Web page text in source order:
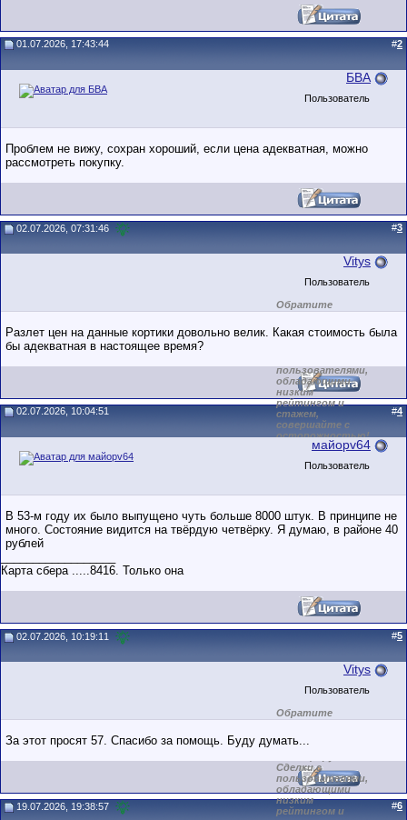
01.07.2026, 17:43:44 #2
БВА
Пользователь
Проблем не вижу, сохран хороший, если цена адекватная, можно
рассмотреть покупку.
02.07.2026, 07:31:46 #3
Vitys
Пользователь
Обратите
внимание на
маленький стаж
пользователя на
пользователями,
обладающими
низким
рейтингом и
стажем,
совершайте с
осторожностью!
Разлет цен на данные кортики довольно велик. Какая стоимость была
бы адекватная в настоящее время?
02.07.2026, 10:04:51 #4
майорv64
Пользователь
В 53-м году их было выпущено чуть больше 8000 штук. В принципе не
много. Состояние видится на твёрдую четвёрку. Я думаю, в районе 40
рублей
Карта сбера .....8416. Только она
02.07.2026, 10:19:11 #5
Vitys
Пользователь
Обратите
внимание на
пользователя на
Сделки с
пользователями,
обладающими
низким
рейтингом и
За этот просят 57. Спасибо за помощь. Буду думать...
19.07.2026, 19:38:57 #6